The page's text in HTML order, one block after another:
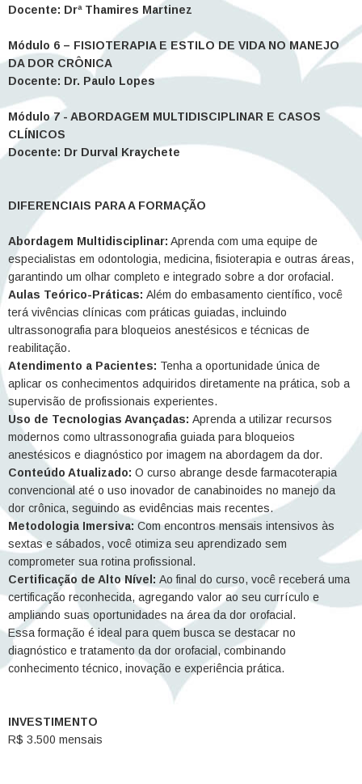
Docente: Drª Thamires Martinez
Módulo 6 – FISIOTERAPIA E ESTILO DE VIDA NO MANEJO
DA DOR CRÔNICA
Docente: Dr. Paulo Lopes
Módulo 7 - ABORDAGEM MULTIDISCIPLINAR E CASOS
CLÍNICOS
Docente: Dr Durval Kraychete
DIFERENCIAIS PARA A FORMAÇÃO
Abordagem Multidisciplinar: Aprenda com uma equipe de
especialistas em odontologia, medicina, fisioterapia e outras áreas,
garantindo um olhar completo e integrado sobre a dor orofacial.
Aulas Teórico-Práticas: Além do embasamento científico, você
terá vivências clínicas com práticas guiadas, incluindo
ultrassonografia para bloqueios anestésicos e técnicas de
reabilitação.
Atendimento a Pacientes: Tenha a oportunidade única de
aplicar os conhecimentos adquiridos diretamente na prática, sob a
supervisão de profissionais experientes.
Uso de Tecnologias Avançadas: Aprenda a utilizar recursos
modernos como ultrassonografia guiada para bloqueios
anestésicos e diagnóstico por imagem na abordagem da dor.
Conteúdo Atualizado: O curso abrange desde farmacoterapia
convencional até o uso inovador de canabinoides no manejo da
dor crônica, seguindo as evidências mais recentes.
Metodologia Imersiva: Com encontros mensais intensivos às
sextas e sábados, você otimiza seu aprendizado sem
comprometer sua rotina profissional.
Certificação de Alto Nível: Ao final do curso, você receberá uma
certificação reconhecida, agregando valor ao seu currículo e
ampliando suas oportunidades na área da dor orofacial.
Essa formação é ideal para quem busca se destacar no
diagnóstico e tratamento da dor orofacial, combinando
conhecimento técnico, inovação e experiência prática.
INVESTIMENTO
R$ 3.500 mensais